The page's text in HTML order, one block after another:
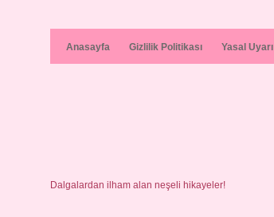
Anasayfa Gizlilik Politikası Yasal Uyarı
Dalgalardan ilham alan neşeli hikayeler!